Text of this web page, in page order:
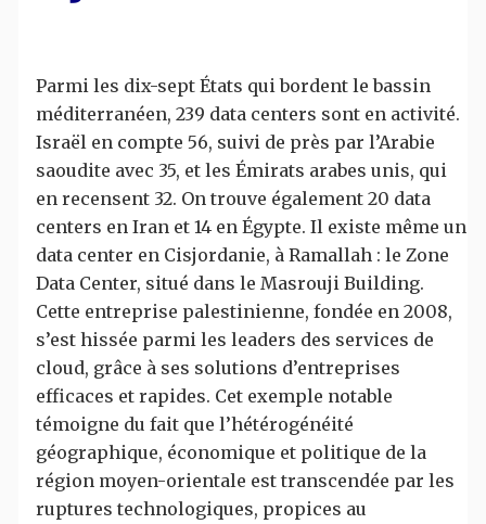
Parmi les dix-sept États qui bordent le bassin
méditerranéen, 239 data centers sont en activité.
Israël en compte 56, suivi de près par l’Arabie
saoudite avec 35, et les Émirats arabes unis, qui
en recensent 32. On trouve également 20 data
centers en Iran et 14 en Égypte. Il existe même un
data center en Cisjordanie, à Ramallah : le Zone
Data Center, situé dans le Masrouji Building.
Cette entreprise palestinienne, fondée en 2008,
s’est hissée parmi les leaders des services de
cloud, grâce à ses solutions d’entreprises
efficaces et rapides. Cet exemple notable
témoigne du fait que l’hétérogénéité
géographique, économique et politique de la
région moyen-orientale est transcendée par les
ruptures technologiques, propices au